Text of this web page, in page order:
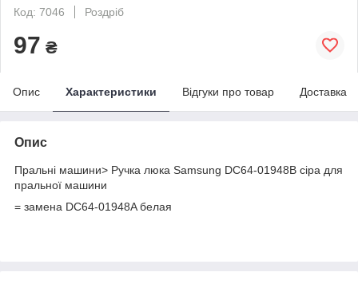
Код: 7046
Роздріб
97 ₴
Опис Характеристики Відгуки про товар Доставка
Опис
Пральні машини> Ручка люка Samsung DC64-01948B сіра для
пральної машини
= замена DC64-01948A белая